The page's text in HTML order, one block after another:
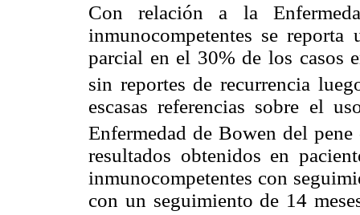
Con relación a la
inmunocompetentes se
parcial en el 30% de los casos
sin reportes de recurrencia
escasas referencias sobre el
Enfermedad de Bowen del
resultados obtenidos en
inmunocompetentes con
con un seguimiento de 14